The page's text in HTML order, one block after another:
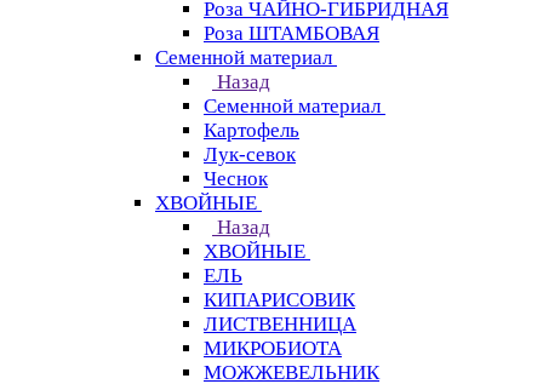
Роза ЧАЙНО-ГИБРИДНАЯ
Роза ШТАМБОВАЯ
Семенной материал
Назад
Семенной материал
Картофель
Лук-севок
Чеснок
ХВОЙНЫЕ
Назад
ХВОЙНЫЕ
ЕЛЬ
КИПАРИСОВИК
ЛИСТВЕННИЦА
МИКРОБИОТА
МОЖЖЕВЕЛЬНИК